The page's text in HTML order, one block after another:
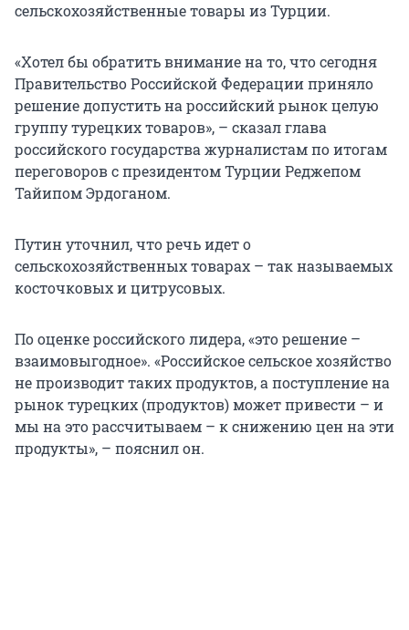
сельскохозяйственные товары из Турции.
«Хотел бы обратить внимание на то, что сегодня
Правительство Российской Федерации приняло
решение допустить на российский рынок целую
группу турецких товаров», – сказал глава
российского государства журналистам по итогам
переговоров с президентом Турции Реджепом
Тайипом Эрдоганом.
Путин уточнил, что речь идет о
сельскохозяйственных товарах – так называемых
косточковых и цитрусовых.
По оценке российского лидера, «это решение –
взаимовыгодное». «Российское сельское хозяйство
не производит таких продуктов, а поступление на
рынок турецких (продуктов) может привести – и
мы на это рассчитываем – к снижению цен на эти
продукты», – пояснил он.